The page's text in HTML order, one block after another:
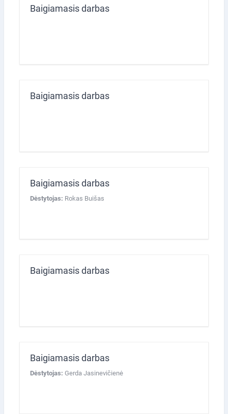
Baigiamasis darbas
Baigiamasis darbas
Baigiamasis darbas
Dėstytojas: Rokas Buišas
Baigiamasis darbas
Baigiamasis darbas
Dėstytojas: Gerda Jasinevičienė